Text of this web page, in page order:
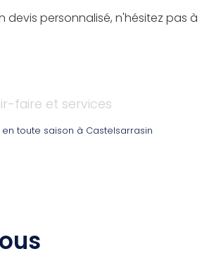
devis personnalisé, n'hésitez pas à
faire et services
toute saison à Castelsarrasin